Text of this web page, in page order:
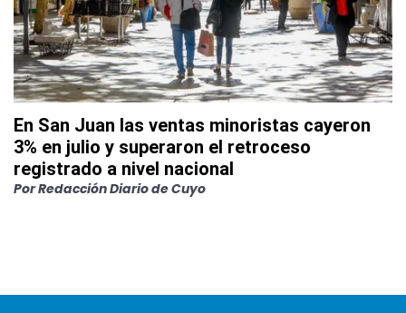
En San Juan las ventas minoristas cayeron
3% en julio y superaron el retroceso
registrado a nivel nacional
PorRedacción Diario de Cuyo